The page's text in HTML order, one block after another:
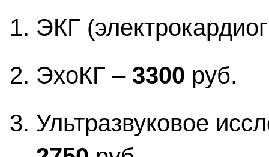
ЭКГ
ЭхоКГ – 3300 руб.
Ультразвуковое